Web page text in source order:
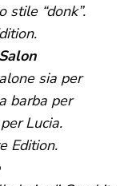
stile “donk”.
sia per
barba per
Lucia.
Edition.